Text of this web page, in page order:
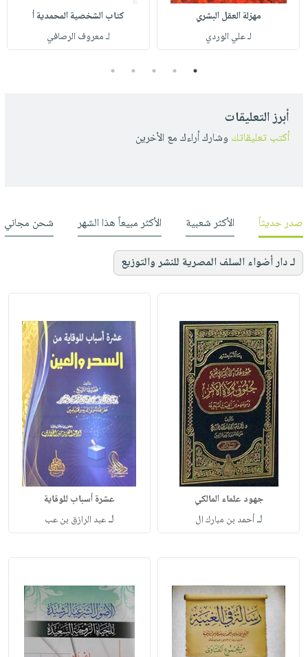
مهزلة العقل البشري
لـ علي الوردي
كتاب الشخصية المحمدية أ
لـ معروف الرصافي
1
2
3
4
5
أبرز التعليقات
أكتب تعليقاتك وشارك أراءك مع الأخرين
صدر حديثاً الأكثر شعبية الأكثر مبيعاً هذا الشهر شحن مجاني
لـ دار أضواء السلف المصرية للنشر والتوزيع
جهود علماء المالكي
لـأحمد بن مبارك ال
عشرة أسباب للوقاية
لـعبد الرازق بن عب